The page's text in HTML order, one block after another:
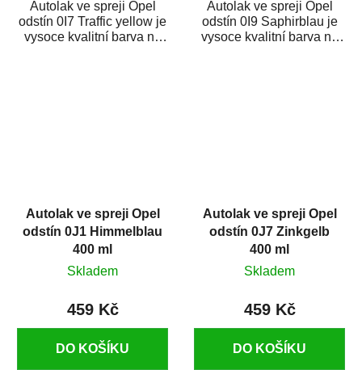
Autolak ve spreji Opel
odstín 0I7 Traffic yellow je
vysoce kvalitní barva na
Autolak ve spreji Opel
odstín 0I9 Saphirblau je
vysoce kvalitní barva na
Autolak ve spreji Opel
odstín 0J1 Himmelblau
400 ml
Skladem
459 Kč
DO KOŠÍKU
Autolak ve spreji Opel
odstín 0J7 Zinkgelb
400 ml
Skladem
459 Kč
DO KOŠÍKU